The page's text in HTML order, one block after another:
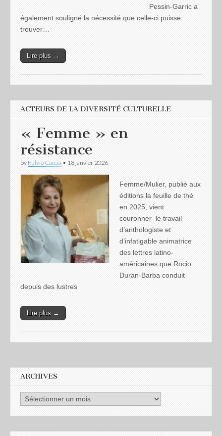
Pessin-Garric a
également souligné la nécessité que celle-ci puisse
trouver…
Lire plus →
ACTEURS DE LA DIVERSITÉ CULTURELLE
« Femme » en
résistance
by Fulvio Caccia • 18 janvier 2026
Femme/Mulier, publié aux
éditions la feuille de thé
en 2025, vient
couronner le travail
d’anthologiste et
d’infatigable animatrice
des lettres latino-
américaines que Rocio
Duran-Barba conduit
depuis des lustres
Lire plus →
ARCHIVES